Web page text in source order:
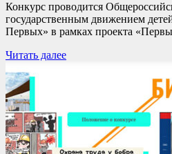
Конкурс проводится
государственным движением
Первых» в рамках проекта
Читать далее